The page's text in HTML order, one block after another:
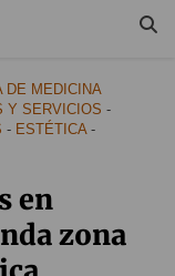
DE MEDICINA
Y SERVICIOS -
- ESTÉTICA-
en
zona